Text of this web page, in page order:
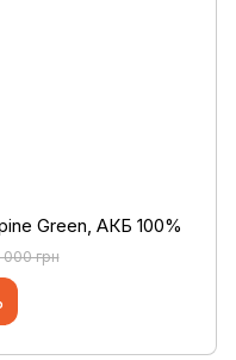
Green, АКБ 100%
000 грн